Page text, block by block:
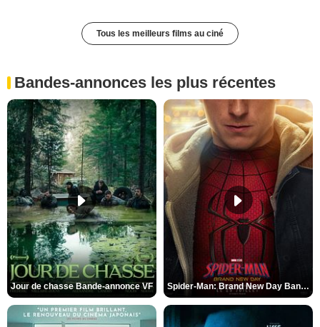
Tous les meilleurs films au ciné
Bandes-annonces les plus récentes
Jour de chasse Bande-annonce VF Spider-Man: Brand New Day Bande-annonce (3) VO STFR